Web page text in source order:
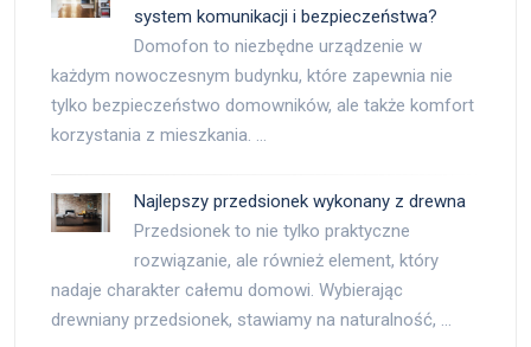
system komunikacji i bezpieczeństwa?
Domofon to niezbędne urządzenie w
każdym nowoczesnym budynku, które zapewnia nie
tylko bezpieczeństwo domowników, ale także komfort
korzystania z mieszkania. …
Najlepszy przedsionek wykonany z drewna
Przedsionek to nie tylko praktyczne
rozwiązanie, ale również element, który
nadaje charakter całemu domowi. Wybierając
drewniany przedsionek, stawiamy na naturalność, …